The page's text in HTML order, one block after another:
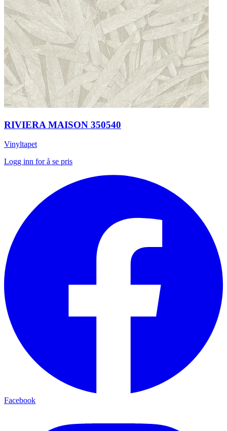
RIVIERA MAISON 350540
Vinyltapet
Logg inn for å se pris
Facebook